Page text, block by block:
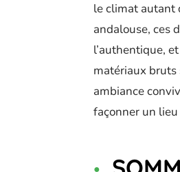
le climat autant
andalouse, ces
l’authentique,
matériaux bruts
ambiance
façonner un